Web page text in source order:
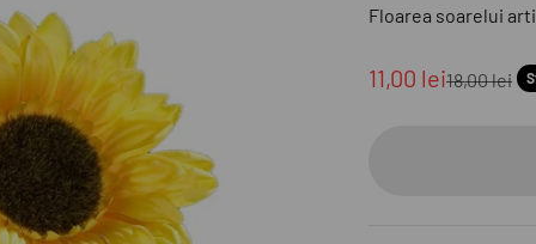
Floarea soarelui
Preț redus
11,00 leiPreț
18,00 lei